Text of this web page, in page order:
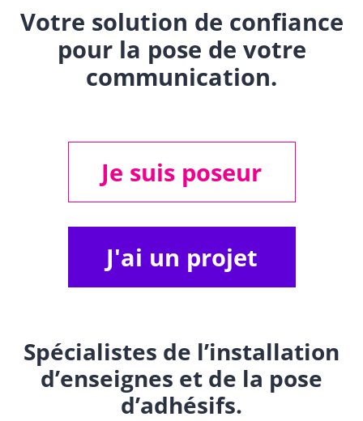
Votre solution de confiance
pour la pose de votre
communication.
Je suis poseur
J'ai un projet
Spécialistes de l’installation
d’enseignes et de la pose
d’adhésifs.